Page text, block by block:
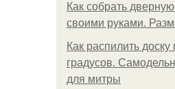
Как собрать
своими руками.
Как распилить доску
градусов.
для митры